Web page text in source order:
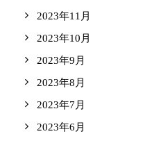
2023年11月
2023年10月
2023年9月
2023年8月
2023年7月
2023年6月